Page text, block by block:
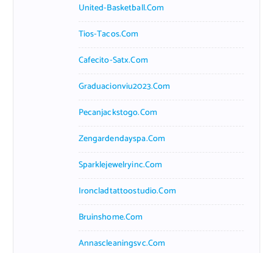
United-Basketball.com
Tios-Tacos.com
Cafecito-Satx.com
Graduacionviu2023.com
Pecanjackstogo.com
Zengardendayspa.com
Sparklejewelryinc.com
Ironcladtattoostudio.com
Bruinshome.com
Annascleaningsvc.com